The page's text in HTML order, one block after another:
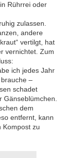
Rührrei oder
zulassen.
andere
vertilgt, hat
vernichtet. Zum
ich jedes Jahr
–
schadet
dem
entfernt, kann
Kompost zu